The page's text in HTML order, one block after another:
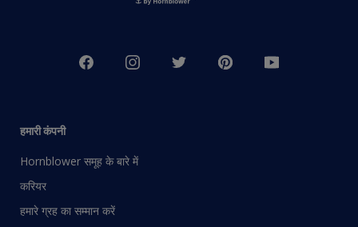
हमारी कंपनी
Hornblower समूह के बारे में
करियर
हमारे ग्रह का सम्मान करें